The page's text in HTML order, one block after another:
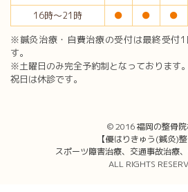
16時〜21時
● ● ●
※鍼灸治療・自費治療の受付は最終受付
す。
※土曜日のみ完全予約制となっております。
祝日は休診です。
© 2016福岡の整骨院
【優はりきゅう(鍼灸)整
スポーツ障害治療、交通事故治療
ALL RIGHTS